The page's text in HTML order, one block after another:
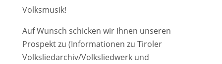
Volksmusik!
Auf Wunsch schicken wir Ihnen unseren
Prospekt zu (Informationen zu Tiroler
Volksliedarchiv/Volksliedwerk und